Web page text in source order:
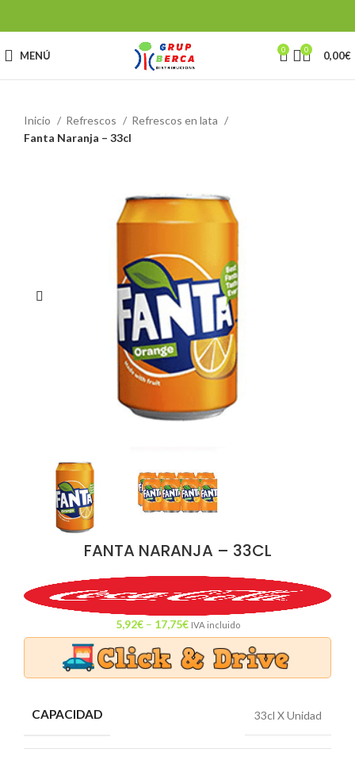
MENÚ 0 0 0,00€
Inicio Refrescos
Refrescos en lata
Fanta Naranja – 33cl
FANTA NARANJA – 33CL
5,92€ – 17,75€ IVA incluido
CAPACIDAD 33cl X Unidad